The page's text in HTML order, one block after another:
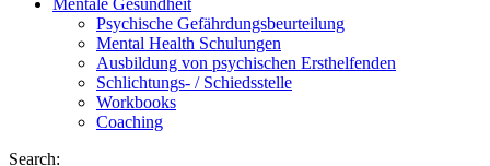
Mentale Gesundheit
Psychische Gefährdungs­beurteilung
Mental Health Schulungen
Ausbildung von psychischen Ersthelfenden
Schlichtungs- / Schiedsstelle
Workbooks
Coaching
Search: